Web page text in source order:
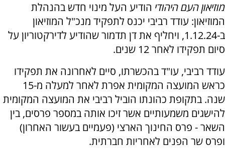
מוזיאון העם היהודי הודיע העל מינוי חדש בהנהלת
המוזיאון: עודד רביבי יכנס לתפקיד מנכ"ל המוזיאון
ב-1.12.24, ויחליף את דן תדמור שהודיע לדירקטוריון על
סיום תפקידו לאחר 12 שנים.
עודד רביבי, עו"ד בהכשרתו, סיים לאחרונה את תפקידו
כראש המועצה המקומית אפרת לאחר למעלה מ-15
שנה. בתקופת כהונתו הוביל רביבי את המועצה המקומית
להישגים משמעותיים אשר זיכו אותה במספר פרסים, בין
השאר - פרס החינוך הארצי (פעמיים בעשור האחרון)
ופרס שר הפנים לאחריות חברתית.